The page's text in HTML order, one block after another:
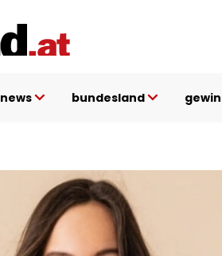
news bundesland